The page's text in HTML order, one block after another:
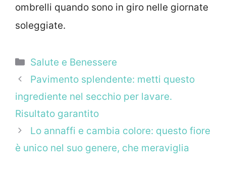
ombrelli quando sono in giro nelle giornate
soleggiate.
Categorie
Salute e Benessere
Pavimento splendente: metti questo
ingrediente nel secchio per lavare.
Risultato garantito
Lo annaffi e cambia colore: questo fiore
è unico nel suo genere, che meraviglia